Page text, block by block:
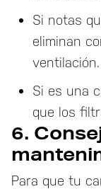
Si notas
eliminan
ventilación.
Si es una
que los
6.
Para que tu